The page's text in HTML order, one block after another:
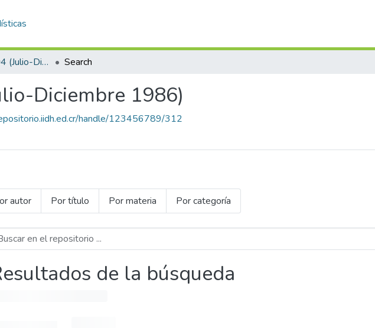
REVISTA IIDH 04 (Julio-Diciembre 1986) Search
Diciembre 1986)
handle/123456789/312
autor Por título Por materia Por categoría
de la búsqueda